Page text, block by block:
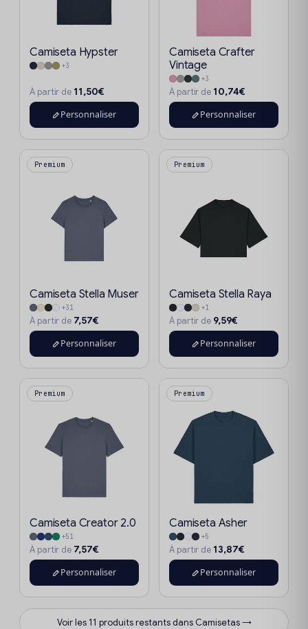
Camiseta Hypster
+3
À partir de 11,50€
Personnaliser
Camiseta Crafter
Vintage
+3
À partir de 10,74€
Personnaliser
Premium
Camiseta Stella Muser
+31
À partir de 7,57€
Personnaliser
Premium
Camiseta Stella Raya
+1
À partir de 9,59€
Personnaliser
Premium
Camiseta Creator 2.0
+51
À partir de 7,57€
Personnaliser
Premium
Camiseta Asher
+5
À partir de 13,87€
Personnaliser
Voir les 11 produits restants dans Camisetas →